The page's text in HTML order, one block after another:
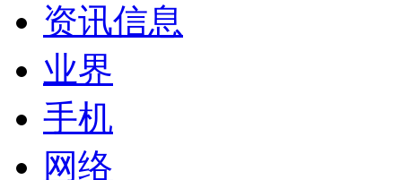
资讯信息
业界
手机
网络